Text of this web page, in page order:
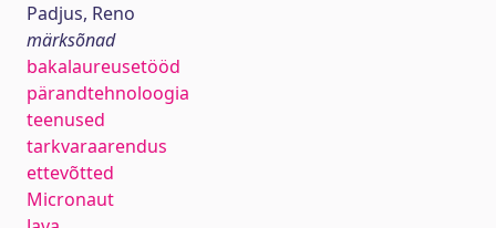
Padjus, Reno
märksõnad
bakalaureusetööd
pärandtehnoloogia
teenused
tarkvaraarendus
ettevõtted
Micronaut